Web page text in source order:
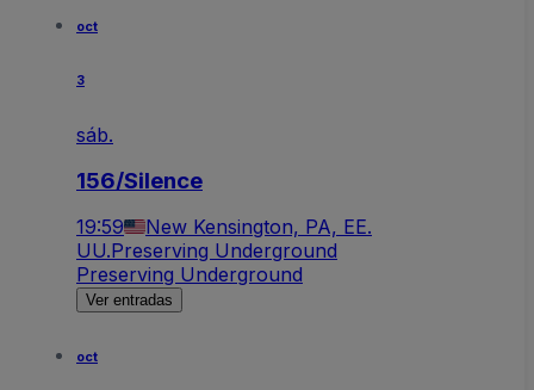
oct
3
sáb.
156/Silence
19:59
New Kensington, PA, EE.
UU.Preserving Underground
Preserving Underground
Ver entradas
oct